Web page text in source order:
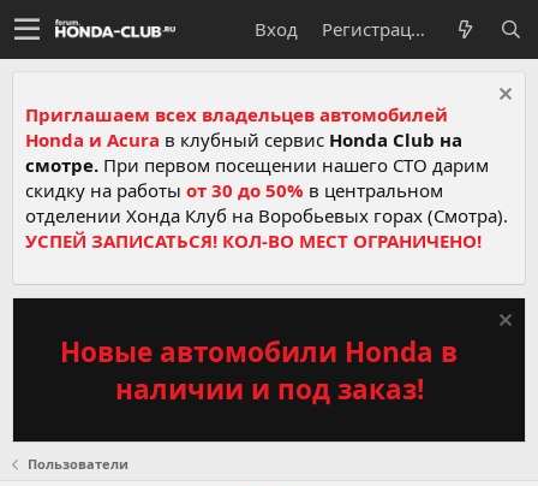
Вход Регистрация
Приглашаем всех владельцев автомобилей
Honda и Acura в клубный сервис Honda Club на
смотре. При первом посещении нашего СТО дарим
скидку на работы от 30 до 50% в центральном
отделении Хонда Клуб на Воробьевых горах (Смотра).
УСПЕЙ ЗАПИСАТЬСЯ! КОЛ-ВО МЕСТ ОГРАНИЧЕНО!
Новые автомобили Honda в
наличии и под заказ!
Пользователи